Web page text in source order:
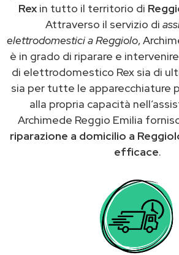
Rex in tutto il territorio di
Attraverso il servizio di
elettrodomestici a Reggiolo,
è in grado di riparare e
di elettrodomestico Rex sia di
sia per tutte le apparecchiature
alla propria capacità
Archimede Reggio Emilia
riparazione a domicilio a
efficace.